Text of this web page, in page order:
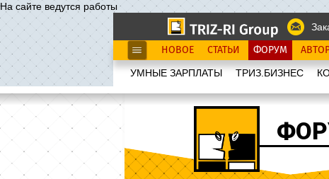
На сайте ведутся работы
НОВОЕ СТАТЬИ ФОРУМ
УМНЫЕ ЗАРПЛАТЫ ТРИЗ.БИЗНЕС